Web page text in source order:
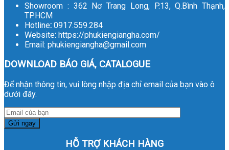
Showroom : 362 Nơ Trang Long, P.13, Q.Bình Thạnh,
TP.HCM
Hotline: 0917.559.284
Website: https://phukiengiangha.com/
Email: phukiengiangha@gmail.com
DOWNLOAD BÁO GIÁ, CATALOGUE
Để nhận thông tin, vui lòng nhập địa chỉ email của bạn vào ô
dưới đây.
HỖ TRỢ KHÁCH HÀNG